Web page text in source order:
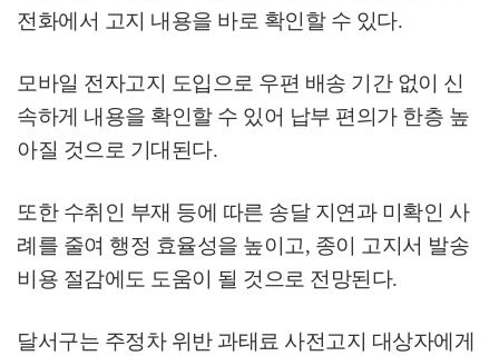
전화에서 고지 내용을 바로 확인할 수 있다.
모바일 전자고지 도입으로 우편 배송 기간 없이 신
속하게 내용을 확인할 수 있어 납부 편의가 한층 높
아질 것으로 기대된다.
또한 수취인 부재 등에 따른 송달 지연과 미확인 사
례를 줄여 행정 효율성을 높이고, 종이 고지서 발송
비용 절감에도 도움이 될 것으로 전망된다.
달서구는 주정차 위반 과태료 사전고지 대상자에게